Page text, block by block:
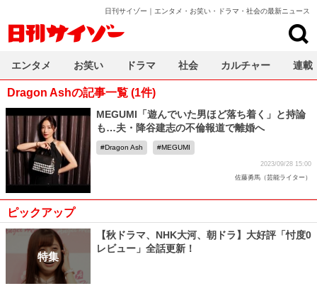
日刊サイゾー｜エンタメ・お笑い・ドラマ・社会の最新ニュース
Dragon Ashの記事一覧 (1件)
MEGUMI「遊んでいた男ほど落ち着く」と持論
も…夫・降谷建志の不倫報道で離婚へ
Dragon Ash MEGUMI
2023/09/28 15:00
佐藤勇馬（芸能ライター）
ピックアップ
特集
【秋ドラマ、NHK大河、朝ドラ】大好評「忖度0
レビュー」全話更新！
エンタメ お笑い ドラマ 社会 カルチャー 連載